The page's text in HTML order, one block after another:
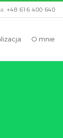
+48 616 400 640
O mnie